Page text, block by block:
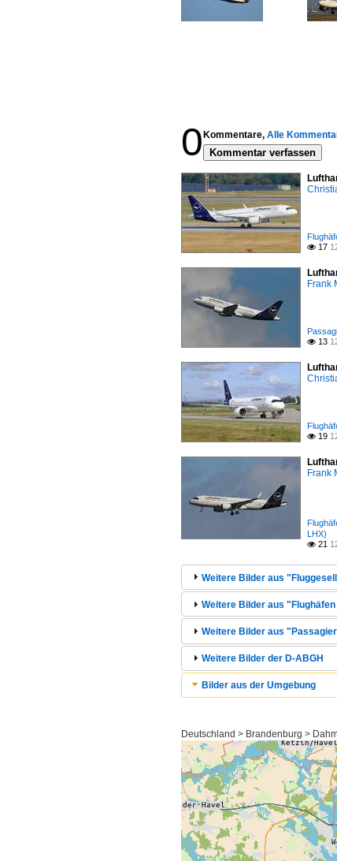
0 Kommentare, Alle
Kommentar verfassen
 17
Frank
 13
 19
Frank
LHX)
 21
Weitere Bilder aus
Weitere Bilder aus
Weitere Bilder aus
Weitere Bilder der D-ABGH
Bilder aus der Umgebung
Deutschland > Brandenburg >